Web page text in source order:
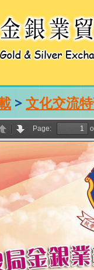
>文化交流